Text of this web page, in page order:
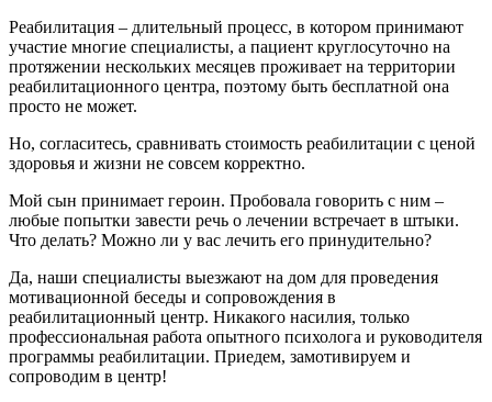
Реабилитация – длительный процесс, в котором принимают
участие многие специалисты, а пациент круглосуточно на
протяжении нескольких месяцев проживает на территории
реабилитационного центра, поэтому быть бесплатной она
просто не может.
Но, согласитесь, сравнивать стоимость реабилитации с ценой
здоровья и жизни не совсем корректно.
Мой сын принимает героин. Пробовала говорить с ним –
любые попытки завести речь о лечении встречает в штыки.
Что делать? Можно ли у вас лечить его принудительно?
Да, наши специалисты выезжают на дом для проведения
мотивационной беседы и сопровождения в
реабилитационный центр. Никакого насилия, только
профессиональная работа опытного психолога и руководителя
программы реабилитации. Приедем, замотивируем и
сопроводим в центр!